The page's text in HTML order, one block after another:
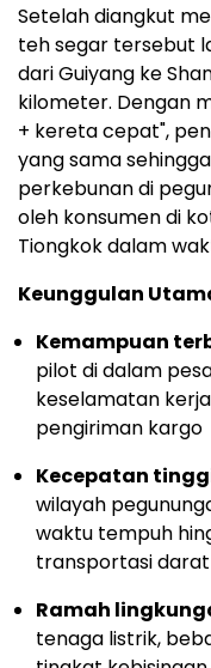
Setelah diangkut
teh segar tersebut
dari Guiyang ke
kilometer. Dengan
+ kereta cepat",
yang sama
perkebunan di
oleh konsumen di
Tiongkok dalam
Keunggulan
Kemampuan
pilot di dalam
keselamatan
pengiriman kargo
Kecepatan
wilayah
waktu tempuh
transportasi darat
Ramah
tenaga listrik,